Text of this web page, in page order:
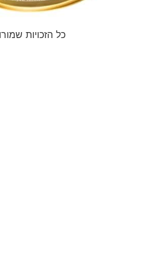
כל הזכויות שמורות